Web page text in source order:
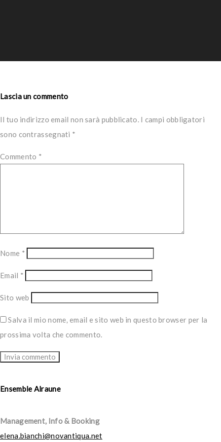
Lascia un commento
Il tuo indirizzo email non sarà pubblicato. I campi obbligatori
sono contrassegnati *
Commento *
Nome *
Email *
Sito web
Salva il mio nome, email e sito web in questo browser per la
prossima volta che commento.
Ensemble Alraune
Management, Info & Booking
elena.bianchi@novantiqua.net